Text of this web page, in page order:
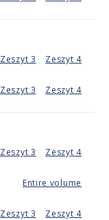
Zeszyt 3 Zeszyt 4
Zeszyt 3 Zeszyt 4
Zeszyt 3 Zeszyt 4
Entire volume
Zeszyt 3 Zeszyt 4